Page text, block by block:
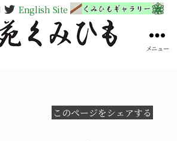
ひ
も
メニュー
English Site
このページをシェアする